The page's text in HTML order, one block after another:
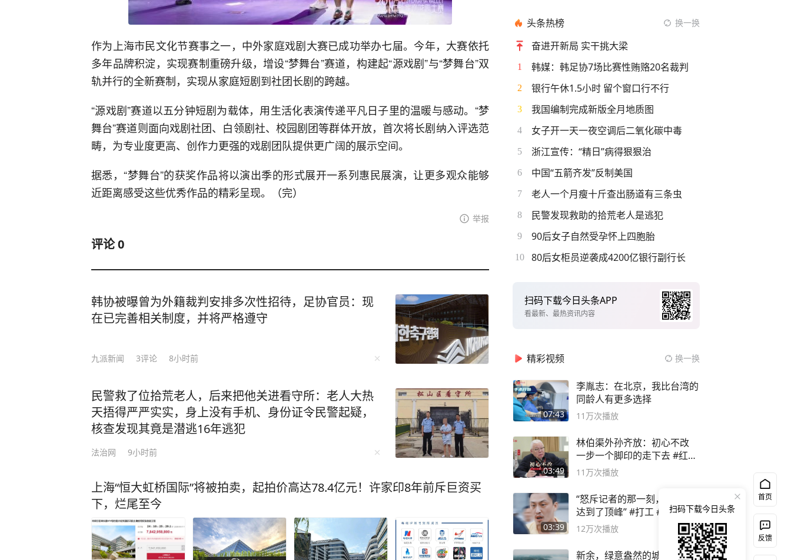
作为上海市民文化节赛事之一，中外家庭戏剧大赛已成功举办七届。今年，大赛依托
多年品牌积淀，实现赛制重磅升级，增设“梦舞台”赛道，构建起“源戏剧”与“梦舞台”双
轨并行的全新赛制，实现从家庭短剧到社团长剧的跨越。
“源戏剧”赛道以五分钟短剧为载体，用生活化表演传递平凡日子里的温暖与感动。“梦
舞台”赛道则面向戏剧社团、白领剧社、校园剧团等群体开放，首次将长剧纳入评选范
畴，为专业度更高、创作力更强的戏剧团队提供更广阔的展示空间。
据悉，“梦舞台”的获奖作品将以演出季的形式展开一系列惠民展演，让更多观众能够
近距离感受这些优秀作品的精彩呈现。（完）
举报
评论0
韩协被曝曾为外籍裁判安排多次性招待，足协官员：现
在已完善相关制度，并将严格遵守
九派新闻 3评论 8小时前
民警救了位拾荒老人，后来把他关进看守所：老人大热
天捂得严严实实，身上没有手机、身份证令民警起疑，
核查发现其竟是潜逃16年逃犯
法治网 9小时前
上海“恒大虹桥国际”将被拍卖，起拍价高达78.4亿元！许家印8年前斥巨资买
下，烂尾至今
头条热榜 换一换
奋进开新局 实干挑大梁
1 韩媒：韩足协7场比赛性贿赂20名裁判
2 银行午休1.5小时 留个窗口行不行
3 我国编制完成新版全月地质图
4 女子开一天一夜空调后二氧化碳中毒
5 浙江宣传：“精日”病得狠狠治
6 中国“五箭齐发”反制美国
7 老人一个月瘦十斤查出肠道有三条虫
8 民警发现救助的拾荒老人是逃犯
9 90后女子自然受孕怀上四胞胎
10 80后女柜员逆袭成4200亿银行副行长
扫码下载今日头条APP
看最新、最热资讯内容
精彩视频 换一换
07:43
李胤志：在北京，我比台湾的
同龄人有更多选择
11万次播放
03:49
林伯渠外孙齐放：初心不改
一步一个脚印的走下去 #红船
论坛
11万次播放
03:39
“怒斥记者的那一刻，讽刺感
达到了顶峰” #打工 #混剪
12万次播放
新余，绿意盎然的城市，仙女
首页
反馈
扫码下载今日头条